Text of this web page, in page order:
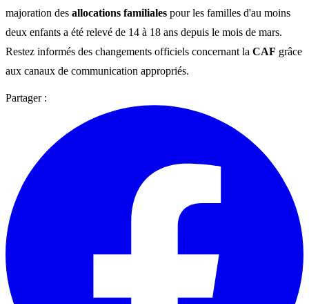
majoration des allocations familiales pour les familles d'au moins
deux enfants a été relevé de 14 à 18 ans depuis le mois de mars.
Restez informés des changements officiels concernant la CAF grâce
aux canaux de communication appropriés.
Partager :